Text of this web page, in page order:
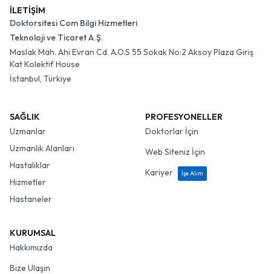
İLETİŞİM
Doktorsitesi Com Bilgi Hizmetleri
Teknoloji ve Ticaret A.Ş.
Maslak Mah. Ahi Evran Cd. A.O.S 55 Sokak No:2 Aksoy Plaza Giriş
Kat Kolektif House
İstanbul, Türkiye
SAĞLIK
Uzmanlar
Uzmanlık Alanları
Hastalıklar
Hizmetler
Hastaneler
PROFESYONELLER
Doktorlar İçin
Web Siteniz İçin
Kariyer
İşe Alım
KURUMSAL
Hakkımızda
Bize Ulaşın